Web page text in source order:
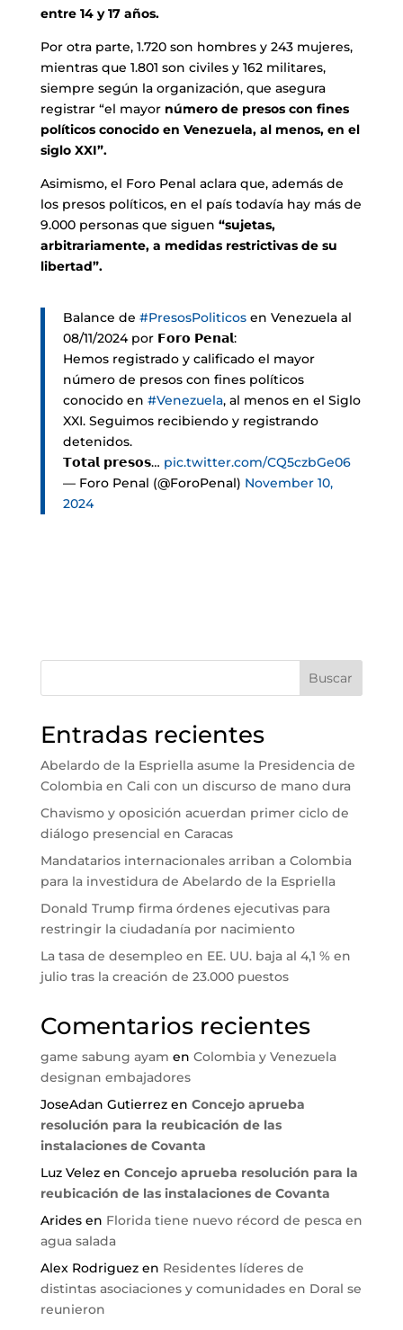
entre 14 y 17 años.
Por otra parte, 1.720 son hombres y 243 mujeres,
mientras que 1.801 son civiles y 162 militares,
siempre según la organización, que asegura
registrar “el mayor número de presos con fines
políticos conocido en Venezuela, al menos, en el
siglo XXI”.
Asimismo, el Foro Penal aclara que, además de
los presos políticos, en el país todavía hay más de
9.000 personas que siguen “sujetas,
arbitrariamente, a medidas restrictivas de su
libertad”.
Balance de #PresosPoliticosen Venezuela al
08/11/2024 por 𝗙𝗼𝗿𝗼 𝗣𝗲𝗻𝗮𝗹:
Hemos registrado y calificado el mayor
número de presos con fines políticos
conocido en #Venezuela, al menos en el Siglo
XXI. Seguimos recibiendo y registrando
detenidos.
𝗧𝗼𝘁𝗮𝗹 𝗽𝗿𝗲𝘀𝗼𝘀… pic.twitter.com/CQ5czbGe06
— Foro Penal (@ForoPenal) November 10,
2024
Buscar
Entradas recientes
Abelardo de la Espriella asume la Presidencia de
Colombia en Cali con un discurso de mano dura
Chavismo y oposición acuerdan primer ciclo de
diálogo presencial en Caracas
Mandatarios internacionales arriban a Colombia
para la investidura de Abelardo de la Espriella
Donald Trump firma órdenes ejecutivas para
restringir la ciudadanía por nacimiento
La tasa de desempleo en EE. UU. baja al 4,1 % en
julio tras la creación de 23.000 puestos
Comentarios recientes
game sabung ayam en Colombia y Venezuela
designan embajadores
JoseAdan Gutierrezen Concejo aprueba
resolución para la reubicación de las
instalaciones de Covanta
Luz Velezen Concejo aprueba resolución para la
reubicación de las instalaciones de Covanta
Aridesen Florida tiene nuevo récord de pesca en
agua salada
Alex Rodriguezen Residentes líderes de
distintas asociaciones y comunidades en Doral se
reunieron